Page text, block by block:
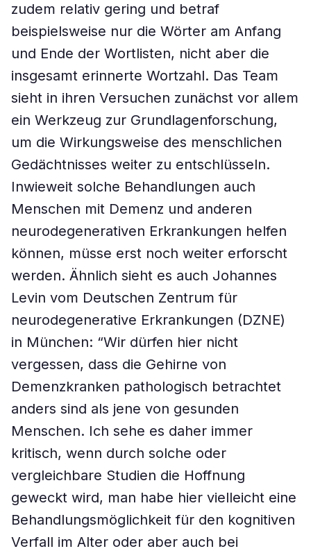
zudem relativ gering und betraf
beispielsweise nur die Wörter am Anfang
und Ende der Wortlisten, nicht aber die
insgesamt erinnerte Wortzahl. Das Team
sieht in ihren Versuchen zunächst vor allem
ein Werkzeug zur Grundlagenforschung,
um die Wirkungsweise des menschlichen
Gedächtnisses weiter zu entschlüsseln.
Inwieweit solche Behandlungen auch
Menschen mit Demenz und anderen
neurodegenerativen Erkrankungen helfen
können, müsse erst noch weiter erforscht
werden. Ähnlich sieht es auch Johannes
Levin vom Deutschen Zentrum für
neurodegenerative Erkrankungen (DZNE)
in München: “Wir dürfen hier nicht
vergessen, dass die Gehirne von
Demenzkranken pathologisch betrachtet
anders sind als jene von gesunden
Menschen. Ich sehe es daher immer
kritisch, wenn durch solche oder
vergleichbare Studien die Hoffnung
geweckt wird, man habe hier vielleicht eine
Behandlungsmöglichkeit für den kognitiven
Verfall im Alter oder aber auch bei